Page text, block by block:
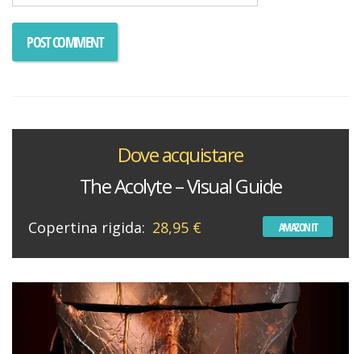
Dove acquistare
The Acolyte – Visual Guide
Copertina rigida: 28,95 € AMAZON IT